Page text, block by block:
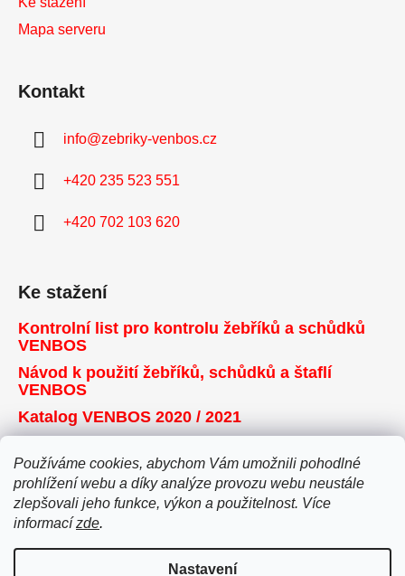
Používáme cookies, abychom Vám umožnili pohodlné
prohlížení webu a díky analýze provozu webu neustále
zlepšovali jeho funkce, výkon a použitelnost. Více
informací zde.
Nastavení
Mapa serveru
Kontakt
info@zebriky-venbos.cz
+420 235 523 551
+420 702 103 620
Ke stažení
Kontrolní list pro kontrolu žebříků a schůdků
VENBOS
Návod k použití žebříků, schůdků a štaflí
VENBOS
Katalog VENBOS 2020 / 2021
Přijímáme online platby